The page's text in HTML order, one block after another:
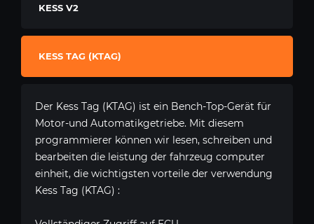
KESS V2
KESS TAG (KTAG)
Der Kess Tag (KTAG) ist ein Bench-Top-Gerät für
Motor-und Automatikgetriebe. Mit diesem
programmierer können wir lesen, schreiben und
bearbeiten die leistung der fahrzeug computer
einheit, die wichtigsten vorteile der verwendung
Kess Tag (KTAG) :